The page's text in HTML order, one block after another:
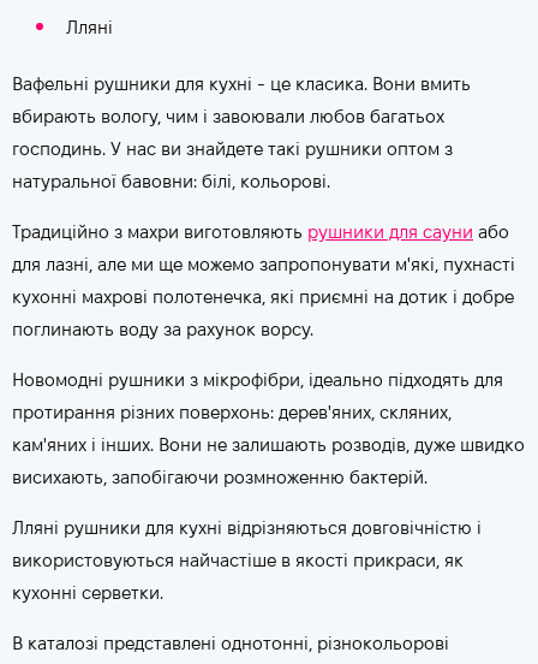
Лляні
Вафельні рушники для кухні - це класика. Вони вмить
вбирають вологу, чим і завоювали любов багатьох
господинь. У нас ви знайдете такі рушники оптом з
натуральної бавовни: білі, кольорові.
Традиційно з махри виготовляють рушники для сауни або
для лазні, але ми ще можемо запропонувати м'які, пухнасті
кухонні махрові полотенечка, які приємні на дотик і добре
поглинають воду за рахунок ворсу.
Новомодні рушники з мікрофібри, ідеально підходять для
протирання різних поверхонь: дерев'яних, скляних,
кам'яних і інших. Вони не залишають розводів, дуже швидко
висихають, запобігаючи розмноженню бактерій.
Лляні рушники для кухні відрізняються довговічністю і
використовуються найчастіше в якості прикраси, як
кухонні серветки.
В каталозі представлені однотонні, різнокольорові